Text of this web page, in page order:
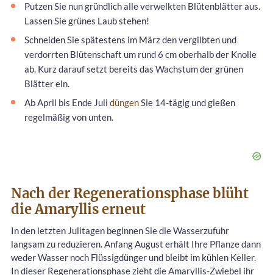
Putzen Sie nun gründlich alle verwelkten Blütenblätter aus.
Lassen Sie grünes Laub stehen!
Schneiden Sie spätestens im März den vergilbten und
verdorrten Blütenschaft um rund 6 cm oberhalb der Knolle
ab. Kurz darauf setzt bereits das Wachstum der grünen
Blätter ein.
Ab April bis Ende Juli düngenSie 14-tägig und gießen
regelmäßig von unten.
Nach der Regenerationsphase blüht
die Amaryllis erneut
In den letzten Julitagen beginnen Sie die Wasserzufuhr
langsam zu reduzieren. Anfang August erhält Ihre Pflanze dann
weder Wasser noch Flüssigdünger und bleibt im kühlen Keller.
In dieser Regenerationsphase zieht die Amaryllis-Zwiebel ihr